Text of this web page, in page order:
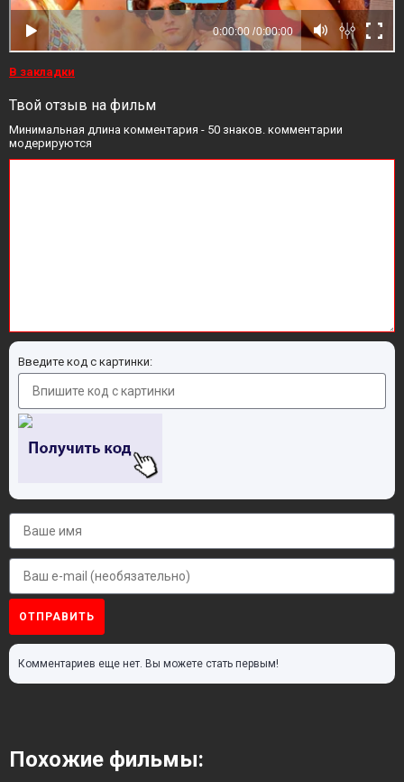
В закладки
Твой отзыв на фильм
Минимальная длина комментария - 50 знаков. комментарии
модерируются
Введите код с картинки:
ОТПРАВИТЬ
Комментариев еще нет. Вы можете стать первым!
Похожие фильмы: